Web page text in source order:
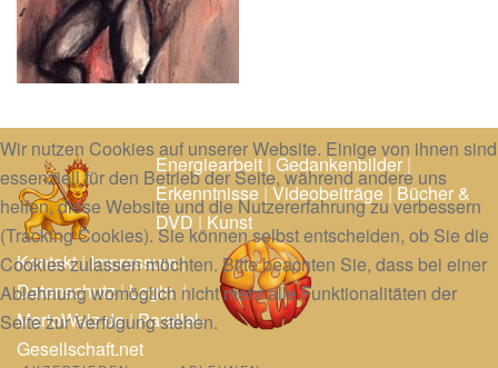
Energiearbeit|Gedankenbilder|
Erkenntnisse|Videobeiträge|Bücher &
DVD|Kunst
Kontakt|Impressum|
Datenschutz|Login|
MarioWalz.de|Parallel-
Gesellschaft.net
Wir nutzen Cookies auf unserer Website. Einige von ihnen sind
essenziell für den Betrieb der Seite, während andere uns
helfen, diese Website und die Nutzererfahrung zu verbessern
(Tracking Cookies). Sie können selbst entscheiden, ob Sie die
Cookies zulassen möchten. Bitte beachten Sie, dass bei einer
Ablehnung womöglich nicht mehr alle Funktionalitäten der
Seite zur Verfügung stehen.